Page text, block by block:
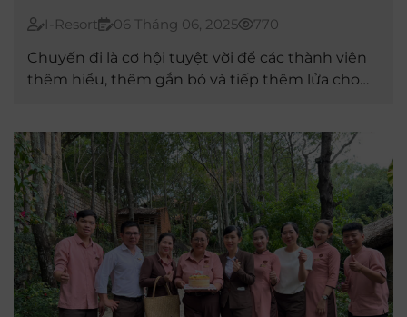
GIỮA NẮNG VÀNG PHAN THIẾT
I-Resort 06 Tháng 06, 2025
770
Chuyến đi là cơ hội tuyệt vời để các thành viên
thêm hiểu, thêm gắn bó và tiếp thêm lửa cho